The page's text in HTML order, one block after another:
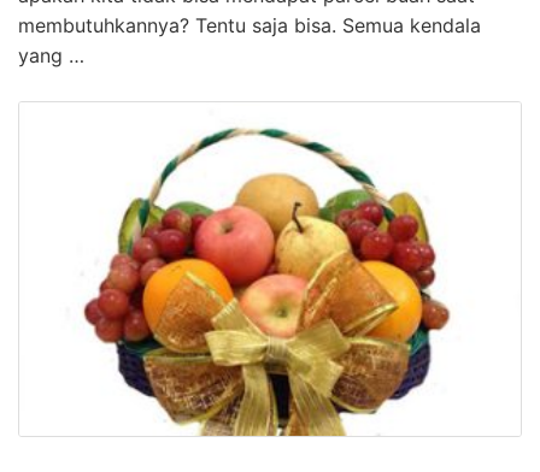
membutuhkannya? Tentu saja bisa. Semua kendala
yang …